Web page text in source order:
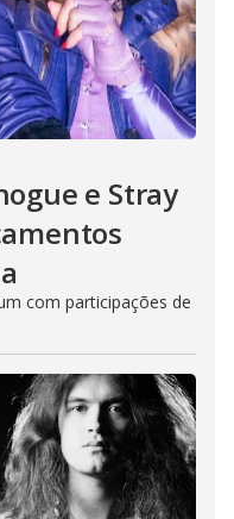
e Stray
com participações de